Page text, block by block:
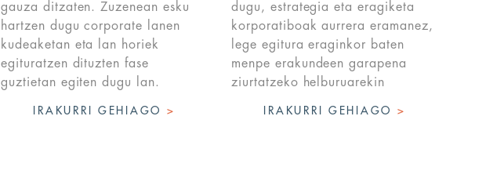
gauza ditzaten. Zuzenean esku
hartzen dugu corporate lanen
kudeaketan eta lan horiek
egituratzen dituzten fase
guztietan egiten dugu lan.
IRAKURRI GEHIAGO >
dugu, estrategia eta eragiketa
korporatiboak aurrera eramanez,
lege egitura eraginkor baten
menpe erakundeen garapena
ziurtatzeko helburuarekin
IRAKURRI GEHIAGO >